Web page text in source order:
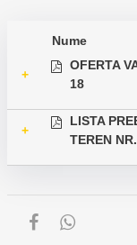
Nume
+
OFERTA
18
+
LISTA
TEREN